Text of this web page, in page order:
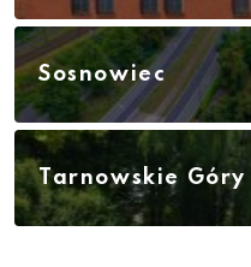
Sosnowiec
Tarnowskie Góry